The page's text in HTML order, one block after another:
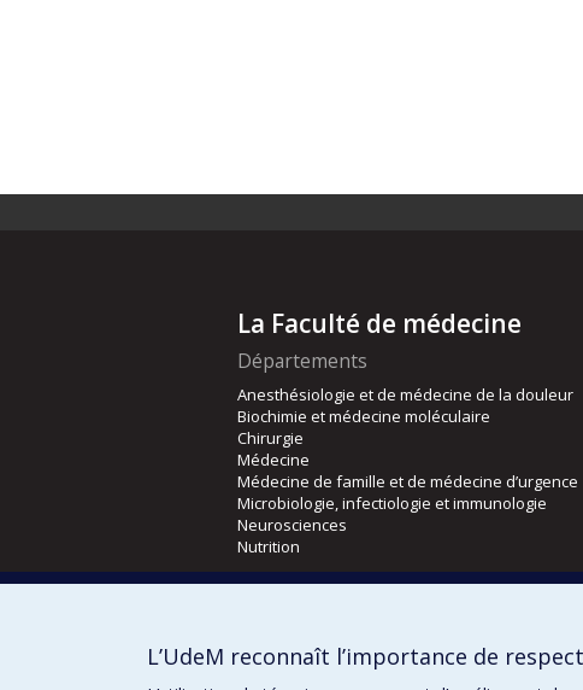
La Faculté de médecine
Départements
Anesthésiologie et de médecine de la douleur
Biochimie et médecine moléculaire
Chirurgie
Médecine
Médecine de famille et de médecine d’urgence
Microbiologie, infectiologie et immunologie
Neurosciences
Nutrition
Orthophonie et audiologie
L’UdeM reconnaît l’importance de